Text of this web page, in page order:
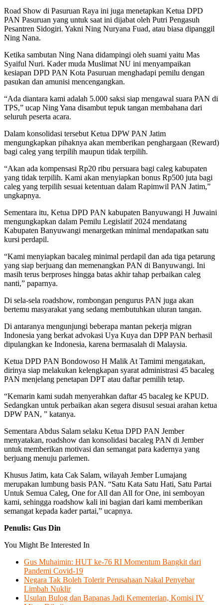
Road Show di Pasuruan Raya ini juga menetapkan Ketua DPD
PAN Pasuruan yang untuk saat ini dijabat oleh Putri Pengasuh
Pesantren Sidogiri. Yakni Ning Nuryana Fuad, atau biasa dipanggil
Ning Nana.
Ketika sambutan Ning Nana didampingi oleh suami yaitu Mas
Syaiful Nuri. Kader muda Muslimat NU ini menyampaikan
kesiapan DPD PAN Kota Pasuruan menghadapi pemilu dengan
pasukan dan amunisi mencengangkan.
“Ada diantara kami adalah 5.000 saksi siap mengawal suara PAN di
TPS,” ucap Ning Yana disambut tepuk tangan membahana dari
seluruh peserta acara.
Dalam konsolidasi tersebut Ketua DPW PAN Jatim
mengungkapkan pihaknya akan memberikan penghargaan (Reward)
bagi caleg yang terpilih maupun tidak terpilih.
“Akan ada kompensasi Rp20 ribu persuara bagi caleg kabupaten
yang tidak terpilih. Kami akan menyiapkan bonus Rp500 juta bagi
caleg yang terpilih sesuai ketentuan dalam Rapimwil PAN Jatim,”
ungkapnya.
Sementara itu, Ketua DPD PAN kabupaten Banyuwangi H Juwaini
mengungkapkan dalam Pemilu Legislatif 2024 mendatang
Kabupaten Banyuwangi menargetkan minimal mendapatkan satu
kursi perdapil.
“Kami menyiapkan bacaleg minimal perdapil dan ada tiga petarung
yang siap berjuang dan memenangkan PAN di Banyuwangi. Ini
masih terus berproses hingga batas akhir tahap perbaikan caleg
nanti,” paparnya.
Di sela-sela roadshow, rombongan pengurus PAN juga akan
bertemu masyarakat yang sedang membutuhkan uluran tangan.
Di antaranya mengunjungi beberapa mantan pekerja migran
Indonesia yang berkat advokasi Uya Kuya dan DPP PAN berhasil
dipulangkan ke Indonesia, karena bermasalah di Malaysia.
Ketua DPD PAN Bondowoso H Malik At Tamimi mengatakan,
dirinya siap melakukan kelengkapan syarat administrasi 45 bacaleg
PAN menjelang penetapan DPT atau daftar pemilih tetap.
“Kemarin kami sudah menyerahkan daftar 45 bacaleg ke KPUD.
Sedangkan untuk perbaikan akan segera disusul sesuai arahan ketua
DPW PAN, ” katanya.
Sementara Abdus Salam selaku Ketua DPD PAN Jember
menyatakan, roadshow dan konsolidasi bacaleg PAN di Jember
untuk memberikan motivasi dan semangat para kadernya yang
berjuang menuju parlemen.
Khusus Jatim, kata Cak Salam, wilayah Jember Lumajang
merupakan lumbung basis PAN. “Satu Kata Satu Hati, Satu Partai
Untuk Semua Caleg, One for All dan All for One, ini semboyan
kami, sehingga roadshow kali ini bagian dari kami memberikan
semangat kepada kader partai,” ucapnya.
Penulis: Gus Din
You Might Be Interested In
Gus Muhaimin: HUT ke-76 RI Momentum Bangkit dari
Pandemi Covid-19
Negara Tak Boleh Tolerir Perusahaan Nakal Penyebar
Limbah Nuklir
Usulan Bulog dan Bapanas Jadi Kementerian, Komisi IV